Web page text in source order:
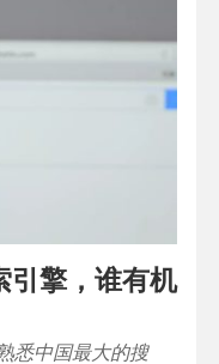
引擎，谁有机
悉中国最大的搜